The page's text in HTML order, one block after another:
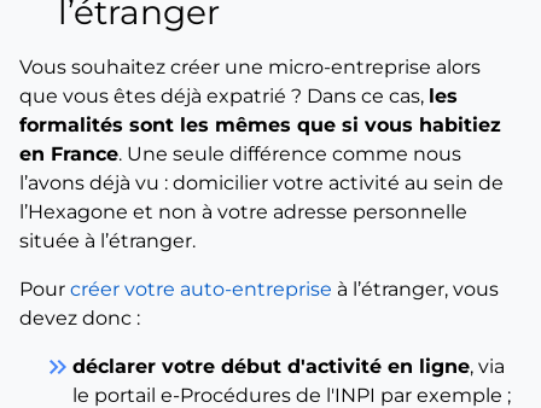
l’étranger
Vous souhaitez créer une micro-entreprise alors
que vous êtes déjà expatrié ? Dans ce cas, les
formalités sont les mêmes que si vous habitiez
en France. Une seule différence comme nous
l’avons déjà vu : domicilier votre activité au sein de
l’Hexagone et non à votre adresse personnelle
située à l’étranger.
Pour créer votre auto-entreprise à l’étranger, vous
devez donc :
keyboard_double_arrow_right déclarer votre début d'activité en ligne, via
le portail e-Procédures de l'INPI par exemple ;